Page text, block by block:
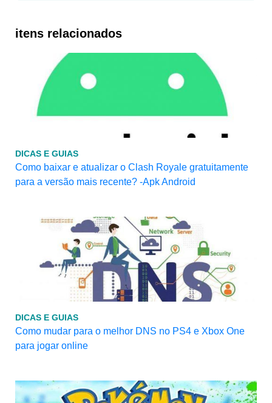
itens relacionados
DICAS E GUIAS
Como baixar e atualizar o Clash Royale gratuitamente
para a versão mais recente? -Apk Android
DICAS E GUIAS
Como mudar para o melhor DNS no PS4 e Xbox One
para jogar online